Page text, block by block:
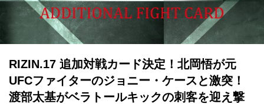
RIZIN.17 追加対戦カード決定！北岡悟が元
UFCファイターのジョニー・ケースと激突！
渡部太基がベラトールキックの刺客を迎え撃